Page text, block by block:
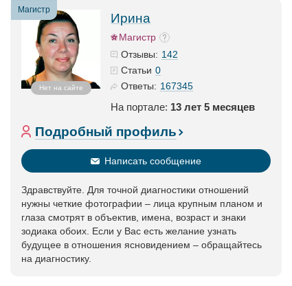
Магистр
Нет на сайте
Ирина
Магистр
Отзывы: 142
Статьи 0
Ответы: 167345
На портале: 13 лет 5 месяцев
Подробный профиль
Написать сообщение
Здравствуйте. Для точной диагностики отношений
нужны четкие фотографии – лица крупным планом и
глаза смотрят в объектив, имена, возраст и знаки
зодиака обоих. Если у Вас есть желание узнать
будущее в отношения ясновидением – обращайтесь
на диагностику.